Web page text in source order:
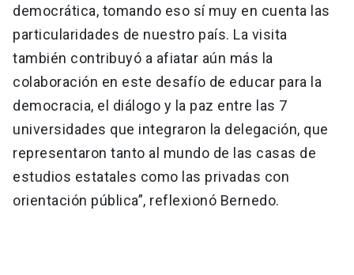
democrática, tomando eso sí muy en cuenta las
particularidades de nuestro país. La visita
también contribuyó a afiatar aún más la
colaboración en este desafío de educar para la
democracia, el diálogo y la paz entre las 7
universidades que integraron la delegación, que
representaron tanto al mundo de las casas de
estudios estatales como las privadas con
orientación pública”, reflexionó Bernedo.